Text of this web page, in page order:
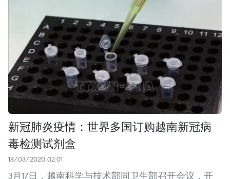
新冠肺炎疫情：世界多国订购越南新冠病
毒检测试剂盒
18/03/2020 02:01
3月17日，越南科学与技术部同卫生部召开会议，开